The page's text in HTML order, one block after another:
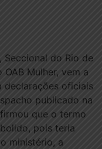
Seccional do Rio de
Mulher, vem a
declarações oficiais
publicado na
que o termo
pois teria
ministério, a